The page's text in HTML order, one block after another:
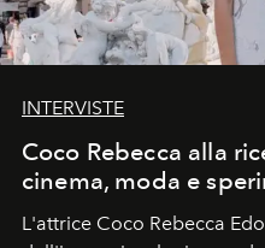
INTERVISTE
Coco Rebecca alla
cinema, moda e
L'attrice Coco Rebecca